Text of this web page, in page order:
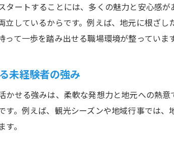
柔軟な働き
シフト調整
警備職で安定収
タートすることには、多くの魅力と安心感
立しているからです。例えば、地元に根ざ
って一歩を踏み出せる職場環境が整っています
未経験者の強み
かせる強みは、柔軟な発想力と地元への熱
す。例えば、観光シーズンや地域行事では
。